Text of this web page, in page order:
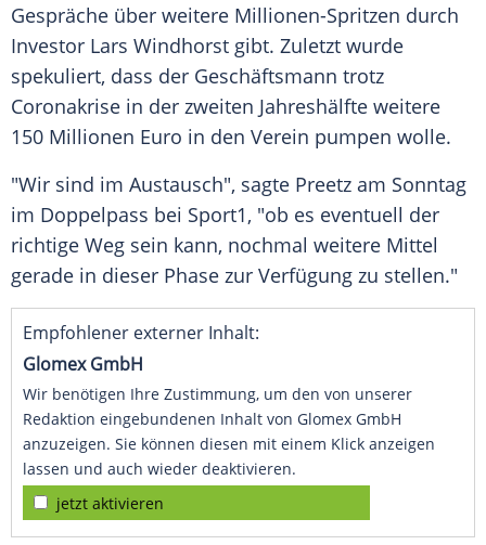
Gespräche über weitere Millionen-Spritzen durch
Investor Lars Windhorst gibt. Zuletzt wurde
spekuliert, dass der Geschäftsmann trotz
Coronakrise in der zweiten Jahreshälfte weitere
150 Millionen Euro in den Verein pumpen wolle.
"Wir sind im Austausch", sagte Preetz am Sonntag
im Doppelpass bei Sport1, "ob es eventuell der
richtige Weg sein kann, nochmal weitere Mittel
gerade in dieser Phase zur Verfügung zu stellen."
Empfohlener externer Inhalt:
Glomex GmbH
Wir benötigen Ihre Zustimmung, um den von unserer
Redaktion eingebundenen Inhalt von Glomex GmbH
anzuzeigen. Sie können diesen mit einem Klick anzeigen
lassen und auch wieder deaktivieren.
jetzt aktivieren